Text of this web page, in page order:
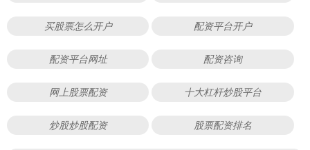
买股票怎么开户 配资平台开户
配资平台网址 配资咨询
网上股票配资 十大杠杆炒股平台
炒股炒股配资 股票配资排名